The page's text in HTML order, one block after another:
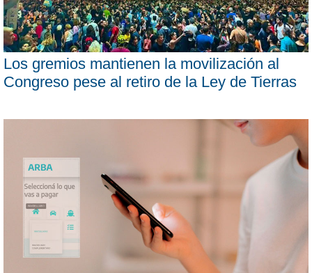
Los gremios mantienen la movilización al
Congreso pese al retiro de la Ley de Tierras